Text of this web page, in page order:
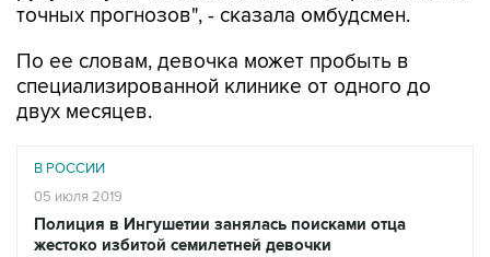
точных прогнозов", - сказала омбудсмен.
По ее словам, девочка может пробыть в
специализированной клинике от одного до
двух месяцев.
В РОССИИ
05 июля 2019
Полиция в Ингушетии занялась поисками отца
жестоко избитой семилетней девочки